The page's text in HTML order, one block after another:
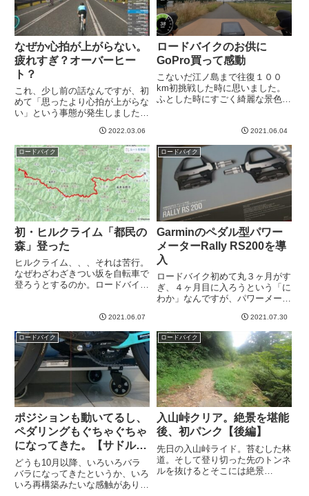
なぜか心拍が上がらない。
疲れすぎ？オーバーヒー
ト？
これ、少し前の話なんですが、初
めて「思ったより心拍が上がらな
い」という事態が発生しました。
「FTP BUILDER」というメニュ
ーの３週目に突入してるわけなん
ですが、テンポ走のメニューをや
っていた時のことです...
2022.03.06
ロードバイクのお供に
GoPro買って感動
こないだ江ノ島まで往復１００
km初挑戦した時に思いました。
ふとした時にすごく綺麗な景色が
し背中のポケットから携帯を取り
出し、写真起動して撮影す
る、、、というのは結構大変。
iPhon...
2021.06.04
ロードバイク
初・ヒルクライム「都民の
森」登った
ヒルクライム、、、それは苦行。
なぜわざわざきつい坂を自転車で
登ろうとするのか。ロードバイク
挑戦したい欲が抑えられませんw
というわけで、初心者でもいけ
る、と聞いた「都民の森」にチャ
レン...
2021.06.07
ロードバイク
Garminのペダル型パワー
メーターRally RS200を導
入
ロードバイク初めて丸３ヶ月がす
ぎ、４ヶ月目に入ろうという「に
わか」なんですが、パワーメータ
で、なるべく早めに導入しようと
思っていました。まだもうちょっ
と先かなな、、、なんて思ってた
ある日、現在社会のストレスのせ
い...
2021.07.30
ロードバイク
ポジションも動いてるし、
ペダリングもぐちゃぐちゃ
になってきた。【サドル前
後位置大幅調整】
どうも10月以降、いろいろバラ
バラになってきたというか、いろ
いろ再構築みたいな感触がありま
ロードバイク
入山峠クリア。絶景を堪能
後、初パンク【後編】
先日の入山峠ライド。苔むした林
道。そして登り切った先のトンネ
ルを抜けるとそこには絶景